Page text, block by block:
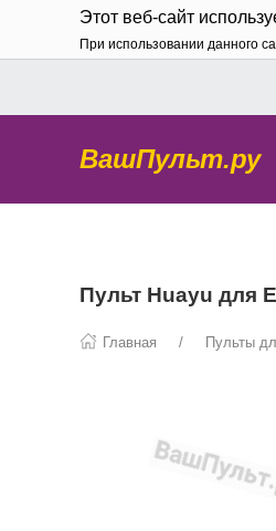
Этот веб-сайт
При использовании данного
ВашПульт.ру
Пульт Huayu для
Главная Пульты